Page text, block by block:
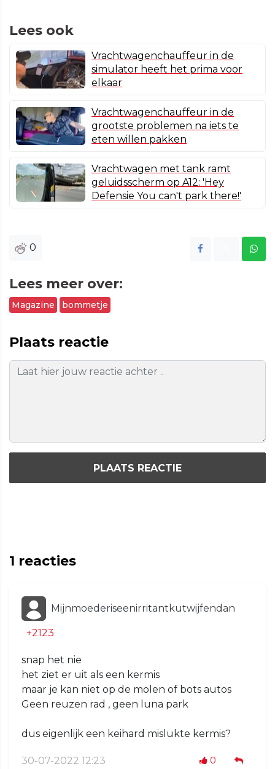
Lees ook
Vrachtwagenchauffeur in de
simulator heeft het prima voor
elkaar
Vrachtwagenchauffeur in de
grootste problemen na iets te
eten willen pakken
Vrachtwagen met tank ramt
geluidsscherm op A12: 'Hey
Defensie You can't park there!'
0
Lees meer over:
Magazine bommetje
Plaats reactie
PLAATS REACTIE
1 reacties
Mijnmoederiseenirritantkutwijfendan
+2123
snap het nie
het ziet er uit als een kermis
maar je kan niet op de molen of bots autos
Geen reuzen rad , geen luna park
dus eigenlijk een keihard mislukte kermis?
30-07-2022 12:23 0